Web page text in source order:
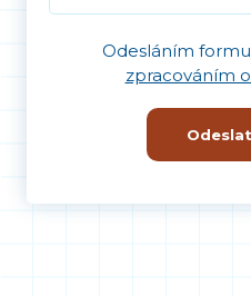
Odesláním
zpracováním